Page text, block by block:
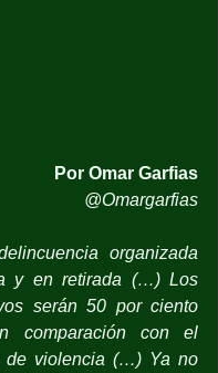
Por Omar Garfias
@Omargarfias
organizada
y en retirada (…) Los
serán 50 por ciento
comparación con el
de violencia (…) Ya no